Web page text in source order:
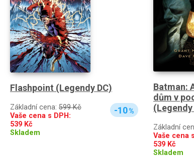
Flashpoint (Legendy DC)
Základní cena: 599 Kč
Vaše cena s DPH:
539 Kč
Skladem
-10%
Batman:
dům v
(Legendy
Základní
Vaše cena
539 Kč
Skladem